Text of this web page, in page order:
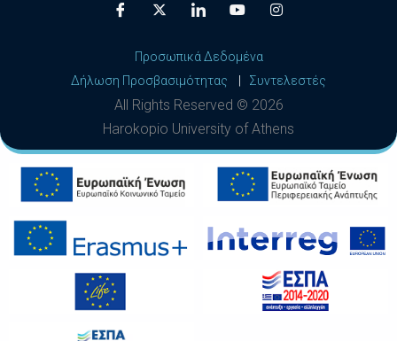
Προσωπικά Δεδομένα
Δήλωση Προσβασιμότητας
Συντελεστές
All Rights Reserved © 2026
Harokopio University of Athens